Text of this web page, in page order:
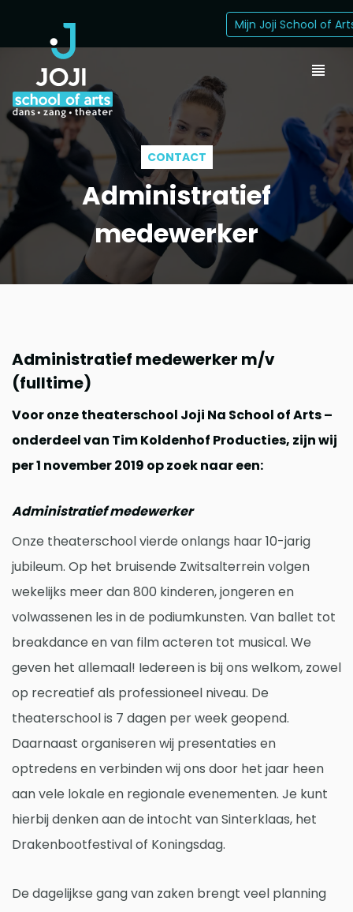
Mijn Joji School of
CONTACT
Administratief
medewerker
Administratief medewerker m/v
(fulltime)
Voor onze theaterschool Joji Na School of Arts –
onderdeel van Tim Koldenhof Producties, zijn wij
per 1 november 2019 op zoek naar een:
Administratief medewerker
Onze theaterschool vierde onlangs haar 10-jarig
jubileum. Op het bruisende Zwitsalterrein volgen
wekelijks meer dan 800 kinderen, jongeren en
volwassenen les in de podiumkunsten. Van ballet tot
breakdance en van film acteren tot musical. We
geven het allemaal! Iedereen is bij ons welkom, zowel
op recreatief als professioneel niveau. De
theaterschool is 7 dagen per week geopend.
Daarnaast organiseren wij presentaties en
optredens en verbinden wij ons door het jaar heen
aan vele lokale en regionale evenementen. Je kunt
hierbij denken aan de intocht van Sinterklaas, het
Drakenbootfestival of Koningsdag.
De dagelijkse gang van zaken brengt veel planning